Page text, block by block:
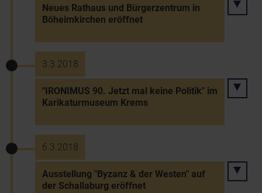
Neues Rathaus und Bürgerzentrum in
Böheimkirchen eröffnet
3.3.2018
"IRONIMUS 90. Jetzt mal keine Politik" im
Karikaturmuseum Krems
6.3.2018
Ausstellung "Byzanz & der Westen" auf
der Schallaburg eröffnet